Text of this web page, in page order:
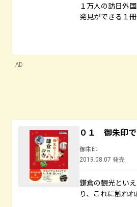
１万人の訪日外
発見ができる１冊
AD
０１ 御朱印
御朱印
2019.08.07 発売
鎌倉の観光とい
り、これに触れ